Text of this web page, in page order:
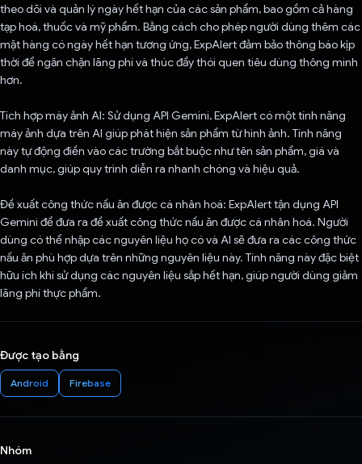
theo dõi và quản lý ngày hết hạn của các sản phẩm, bao gồm cả hàng
tạp hoá, thuốc và mỹ phẩm. Bằng cách cho phép người dùng thêm các
mặt hàng có ngày hết hạn tương ứng, ExpAlert đảm bảo thông báo kịp
thời để ngăn chặn lãng phí và thúc đẩy thói quen tiêu dùng thông minh
hơn.
Tích hợp máy ảnh AI: Sử dụng API Gemini, ExpAlert có một tính năng
máy ảnh dựa trên AI giúp phát hiện sản phẩm từ hình ảnh. Tính năng
này tự động điền vào các trường bắt buộc như tên sản phẩm, giá và
danh mục, giúp quy trình diễn ra nhanh chóng và hiệu quả.
Đề xuất công thức nấu ăn được cá nhân hoá: ExpAlert tận dụng API
Gemini để đưa ra đề xuất công thức nấu ăn được cá nhân hoá. Người
dùng có thể nhập các nguyên liệu họ có và AI sẽ đưa ra các công thức
nấu ăn phù hợp dựa trên những nguyên liệu này. Tính năng này đặc biệt
hữu ích khi sử dụng các nguyên liệu sắp hết hạn, giúp người dùng giảm
lãng phí thực phẩm.
Được tạo bằng
Android Firebase
Nhóm